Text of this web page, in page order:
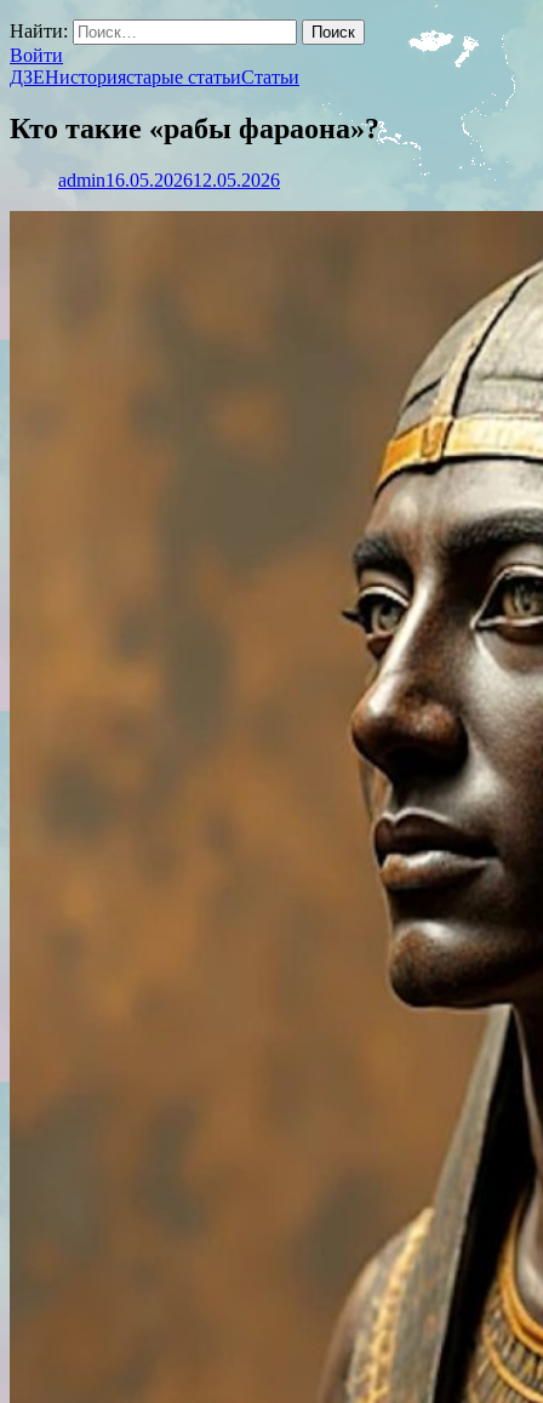
Найти:
Войти
ДЗЕНисториястарые статьиСтатьи
Кто такие «рабы фараона»?
admin16.05.202612.05.2026